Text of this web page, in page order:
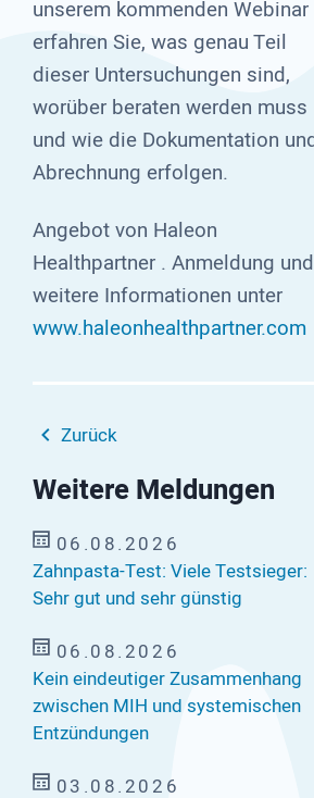
unserem kommenden Webinar
erfahren Sie, was genau Teil
dieser Untersuchungen sind,
worüber beraten werden muss
und wie die Dokumentation
Abrechnung erfolgen.
Angebot von Haleon
Healthpartner . Anmeldung und
weitere Informationen unter
www.haleonhealthpartner.com
Zurück
Weitere Meldungen
06.08.2026
Zahnpasta-Test: Viele Testsieger:
Sehr gut und sehr günstig
06.08.2026
Kein eindeutiger Zusammenhang
zwischen MIH und systemischen
Entzündungen
03.08.2026